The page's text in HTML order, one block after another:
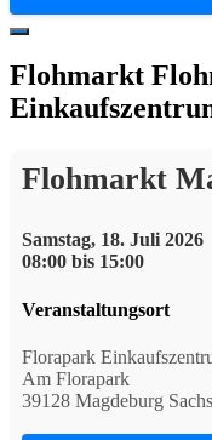
Hide
Content
Flohmarkt
Flohmarkt
Samstag, 18. Juli 2026
08:00 bis 15:00
Veranstaltungsort
Florapark
Am Florapark
39128 Magdeburg